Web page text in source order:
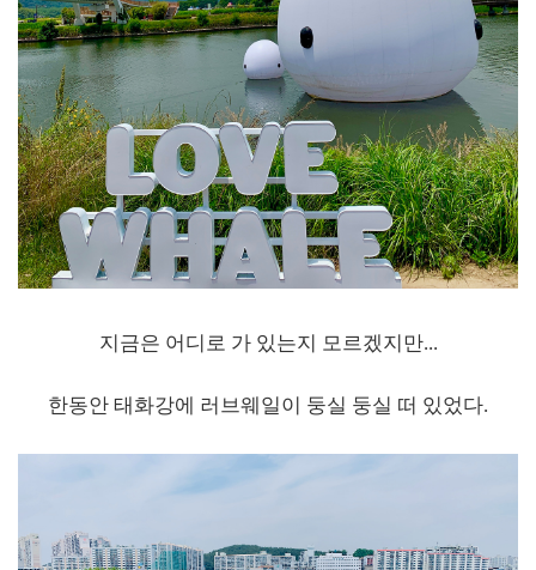
지금은 어디로 가 있는지 모르겠지만...
한동안 태화강에 러브웨일이 둥실 둥실 떠 있었다.